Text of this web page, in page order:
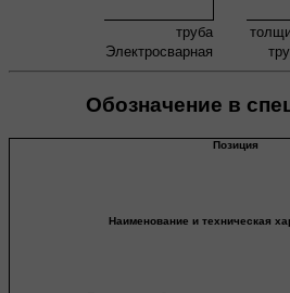
труба
Электросварная
Обозначение в
Позиция
Наименование и техническая